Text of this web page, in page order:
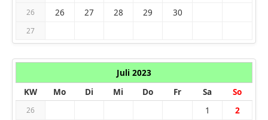
26 26 27 28 29 30
27
Juli 2023
KW
Mo Di Mi Do Fr Sa So
26 1 2